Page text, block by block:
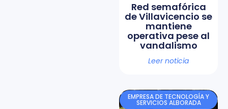
Red semafórica
de Villavicencio se
mantiene
operativa pese al
vandalismo
Leer noticia
EMPRESA DE TECNOLOGÍA Y
SERVICIOS ALBORADA